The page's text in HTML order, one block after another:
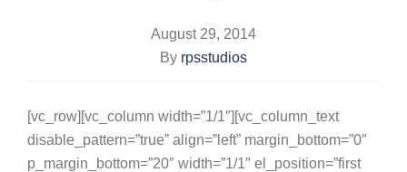
August 29, 2014
By rpsstudios
[vc_row][vc_column width=”1/1″][vc_column_text
disable_pattern=”true” align=”left” margin_bottom=”0″
p_margin_bottom=”20″ width=”1/1″ el_position=”first